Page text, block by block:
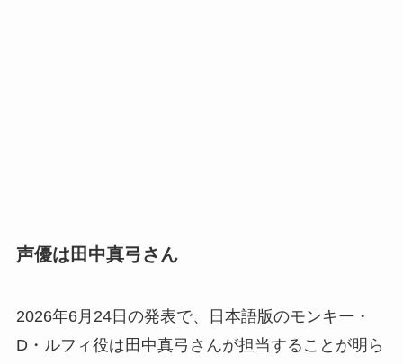
声優は田中真弓さん
2026年6月24日の発表で、日本語版のモンキー・
D・ルフィ役は田中真弓さんが担当することが明ら